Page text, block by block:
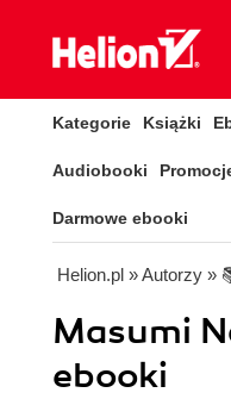
Kategorie Książki
Audiobooki
Darmowe ebooki
Helion.pl » Autorzy »
Masumi
ebooki